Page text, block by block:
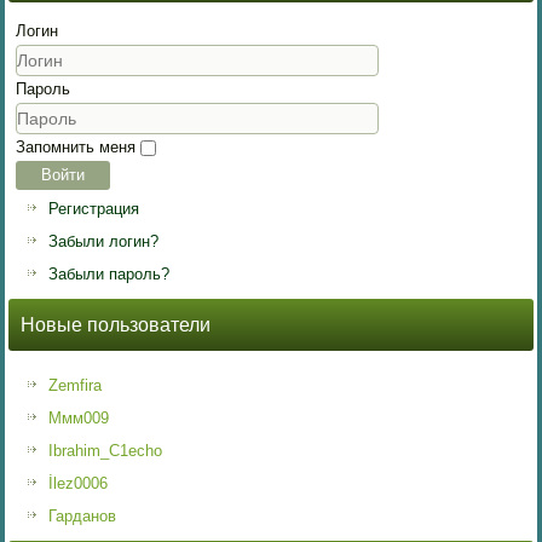
Логин
Пароль
Запомнить меня
Войти
Регистрация
Забыли логин?
Забыли пароль?
Новые пользователи
Zemfira
Ммм009
Ibrahim_C1echo
İlez0006
Гарданов